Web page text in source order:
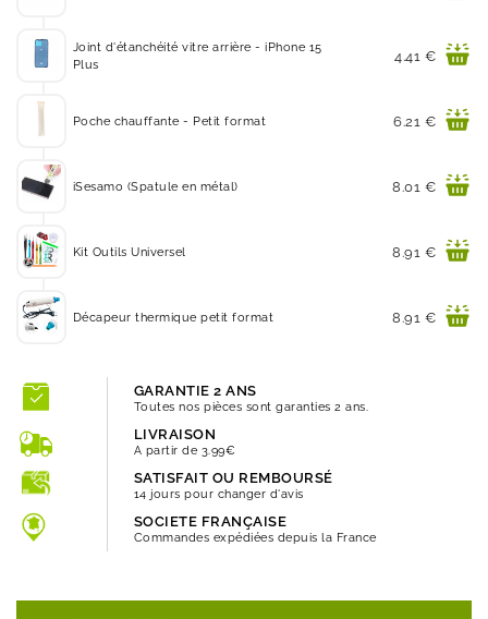
Joint d'étanchéité vitre arrière - iPhone 15
Plus
Prix
4.41 €
Poche chauffante - Petit format Prix
6.21 €
iSesamo (Spatule en métal) Prix
8.01 €
Kit Outils Universel Prix
8.91 €
Décapeur thermique petit format Prix
8.91 €
GARANTIE 2 ANS
Toutes nos pièces sont garanties 2 ans.
LIVRAISON
A partir de 3.99€
SATISFAIT OU REMBOURSÉ
14 jours pour changer d'avis
SOCIETE FRANÇAISE
Commandes expédiées depuis la France